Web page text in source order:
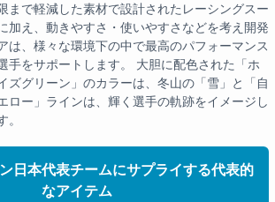
まで軽減した素材で設計されたレーシングスー
加え、動きやすさ・使いやすさなどを考え開発
は、様々な環境下の中で最高のパフォーマンス
手をサポートします。 大胆に配色された「ホ
ズグリーン」のカラーは、冬山の「雪」と「自
ロー」ラインは、輝く選手の軌跡をイメージし
日本代表チームにサプライする代表的
なアイテム